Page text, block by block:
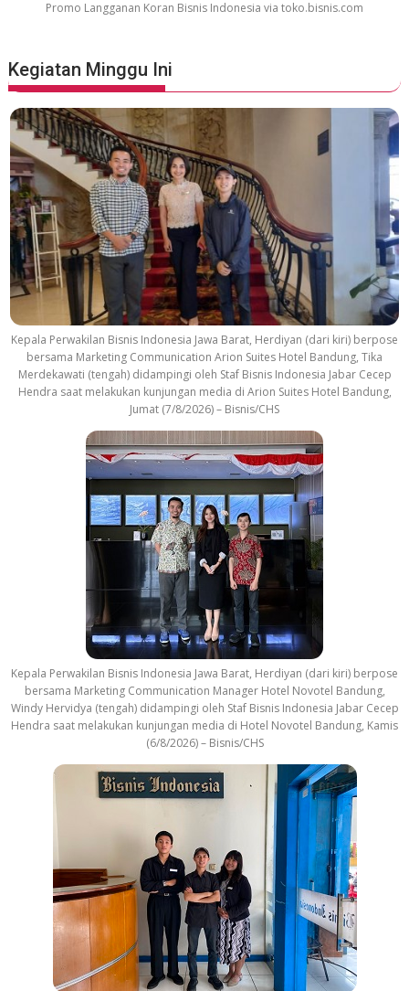
Promo Langganan Koran Bisnis Indonesia via toko.bisnis.com
Kegiatan Minggu Ini
Kepala Perwakilan Bisnis Indonesia Jawa Barat, Herdiyan (dari kiri) berpose
bersama Marketing Communication Arion Suites Hotel Bandung, Tika
Merdekawati (tengah) didampingi oleh Staf Bisnis Indonesia Jabar Cecep
Hendra saat melakukan kunjungan media di Arion Suites Hotel Bandung,
Jumat (7/8/2026) – Bisnis/CHS
Kepala Perwakilan Bisnis Indonesia Jawa Barat, Herdiyan (dari kiri) berpose
bersama Marketing Communication Manager Hotel Novotel Bandung,
Windy Hervidya (tengah) didampingi oleh Staf Bisnis Indonesia Jabar Cecep
Hendra saat melakukan kunjungan media di Hotel Novotel Bandung, Kamis
(6/8/2026) – Bisnis/CHS